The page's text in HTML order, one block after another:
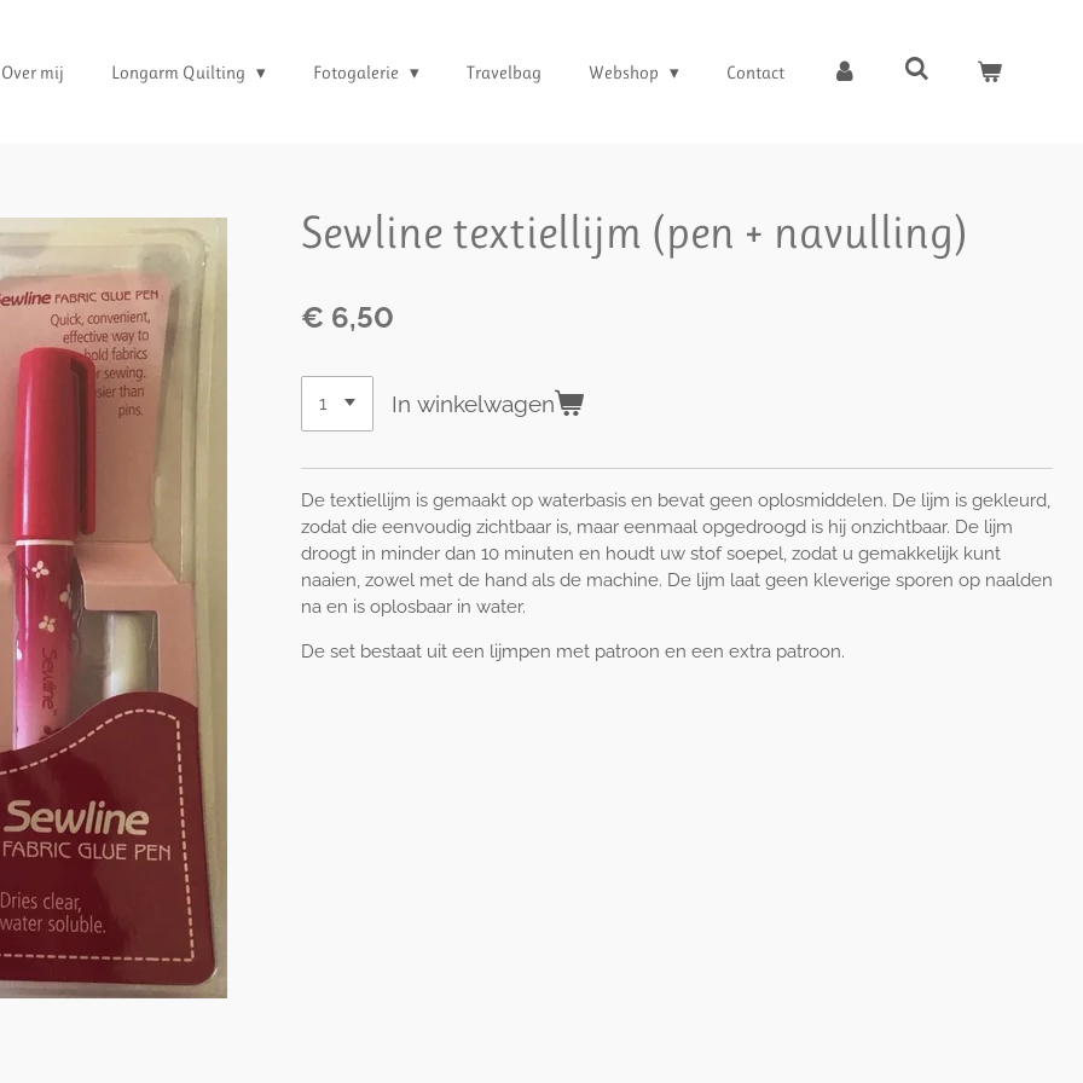
Over mij Longarm Quilting Fotogalerie Travelbag Webshop Contact
Sewline textiellijm (pen + navulling)
€ 6,50
In winkelwagen
De textiellijm is gemaakt op waterbasis en bevat geen oplosmiddelen. De lijm is gekleurd,
zodat die eenvoudig zichtbaar is, maar eenmaal opgedroogd is hij onzichtbaar. De lijm
droogt in minder dan 10 minuten en houdt uw stof soepel, zodat u gemakkelijk kunt
naaien, zowel met de hand als de machine. De lijm laat geen kleverige sporen op naalden
na en is oplosbaar in water.
De set bestaat uit een lijmpen met patroon en een extra patroon.